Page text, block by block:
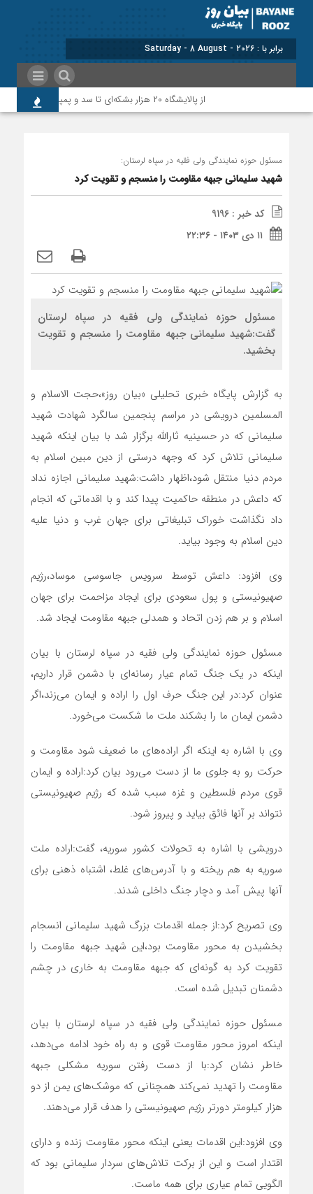
برابر با : Saturday - 8 August - 2026
از پالایشگاه ۲۰ هزار بشکه‌ای تا سد و پمپاژ؛روایت نماینده پلدختر و معمولان از آخرین وضعیت پروژه‌های شهرستان
مسئول حوزه نمایندگی ولی فقیه در سپاه لرستان:
شهید سلیمانی جبهه مقاومت را منسجم و تقویت کرد
کد خبر : 9196
۱۱ دی ۱۴۰۳ - ۲۲:۳۶
مسئول حوزه نمایندگی ولی فقیه در سپاه لرستان
گفت:شهید سلیمانی جبهه مقاومت را منسجم و تقویت
بخشید.
به گزارش پایگاه خبری تحلیلی «بیان روز»،حجت الاسلام و
المسلمین درویشی در مراسم پنجمین سالگرد شهادت شهید
سلیمانی که در حسینیه ثارالله برگزار شد با بیان اینکه شهید
سلیمانی تلاش کرد که وجهه درستی از دین مبین اسلام به
مردم دنیا منتقل شود،اظهار داشت:شهید سلیمانی اجازه نداد
که داعش در منطقه حاکمیت پیدا کند و با اقدماتی که انجام
داد نگذاشت خوراک تبلیغاتی برای جهان غرب و دنیا علیه
دین اسلام به وجود بیاید.
وی افزود: داعش توسط سرویس جاسوسی موساد،رژیم
صهیونیستی و پول سعودی برای ایجاد مزاحمت برای جهان
اسلام و بر هم زدن اتحاد و همدلی جبهه مقاومت ایجاد شد.
مسئول حوزه نمایندگی ولی فقیه در سپاه لرستان با بیان
اینکه در یک جنگ‌ تمام عیار رسانه‌ای با دشمن قرار داریم،
عنوان کرد:در این جنگ حرف اول را اراده و ایمان می‌زند،اگر
دشمن ایمان ما را بشکند ملت ما شکست می‌خورد.
وی با اشاره به اینکه اگر اراده‌های ما ضعیف شود مقاومت و
حرکت رو به جلوی ما از دست می‌رود بیان کرد:اراده و ایمان
قوی مردم فلسطین و غزه سبب شده که رژیم صهیونیستی
نتواند بر آنها فائق بیاید و پیروز شود.
درویشی با اشاره به تحولات کشور سوریه، گفت:اراده ملت
سوریه به هم ریخته و با آدرس‌های غلط، اشتباه ذهنی برای
آنها پیش آمد و دچار جنگ داخلی شدند.
وی تصریح کرد:از جمله اقدمات بزرگ شهید سلیمانی انسجام
بخشیدن به محور مقاومت بود،این شهید جبهه مقاومت را
تقویت کرد به گونه‌ای که جبهه مقاومت به خاری در چشم
دشمنان تبدیل شده است.
مسئول حوزه نمایندگی ولی فقیه در سپاه لرستان با بیان
اینکه امروز محور مقاومت قوی و به راه خود ادامه می‌دهد،
خاطر نشان کرد:با از دست رفتن سوریه مشکلی جبهه
مقاومت را تهدید نمی‌کند همچنانی که موشک‌های یمن از دو
هزار کیلومتر دورتر رژیم صهیونیستی را هدف قرار می‌دهند.
وی افزود:این اقدمات یعنی اینکه محور مقاومت زنده و دارای
اقتدار است و این از برکت تلاش‌های سردار سلیمانی بود که
الگویی تمام عیاری برای همه ماست.